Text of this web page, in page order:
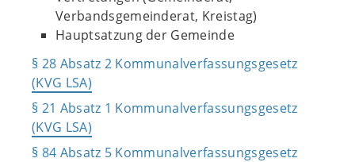
Verbandsgemeinderat, Kreistag)
Hauptsatzung der Gemeinde
§ 28 Absatz 2 Kommunalverfassungsgesetz
(KVG LSA)
§ 21 Absatz 1 Kommunalverfassungsgesetz
(KVG LSA)
§ 84 Absatz 5 Kommunalverfassungsgesetz